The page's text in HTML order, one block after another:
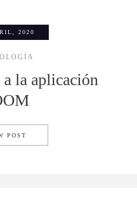
2020
la aplicación
POST